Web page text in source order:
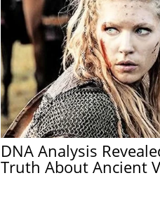
DNA Analysis
Truth About Ancient